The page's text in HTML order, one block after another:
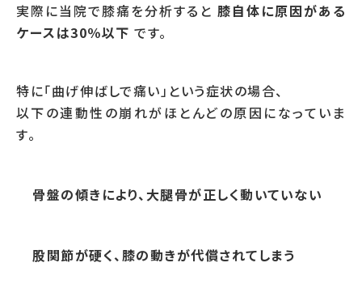
実際に当院で膝痛を分析すると 膝自体に原因がある
ケースは30％以下 です。
特に「曲げ伸ばしで痛い」という症状の場合、
以下の連動性の崩れがほとんどの原因になっていま
す。
骨盤の傾きにより、大腿骨が正しく動いていない
股関節が硬く、膝の動きが代償されてしまう